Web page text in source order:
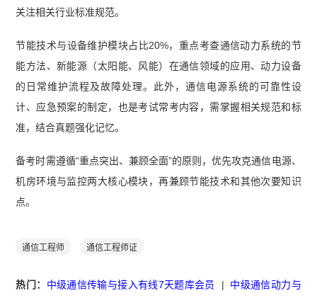
关注相关行业标准规范。
节能技术与设备维护模块占比20%，重点考查通信动力系统的节
能方法、新能源（太阳能、风能）在通信领域的应用、动力设备
的日常维护流程及故障处理。此外，通信电源系统的可靠性设
计、应急预案的制定，也是考试常考内容，需掌握相关规范和标
准，结合真题强化记忆。
备考时需遵循“重点突出、兼顾全面”的原则，优先攻克通信电源、
机房环境与监控两大核心模块，再兼顾节能技术和其他次要知识
点。
通信工程师 通信工程师证
热门： 中级通信传输与接入有线7天题库会员 | 中级通信动力与